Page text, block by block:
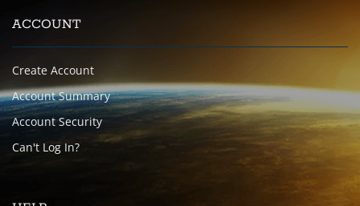
ACCOUNT
Create Account
Account Summary
Account Security
Can't Log In?